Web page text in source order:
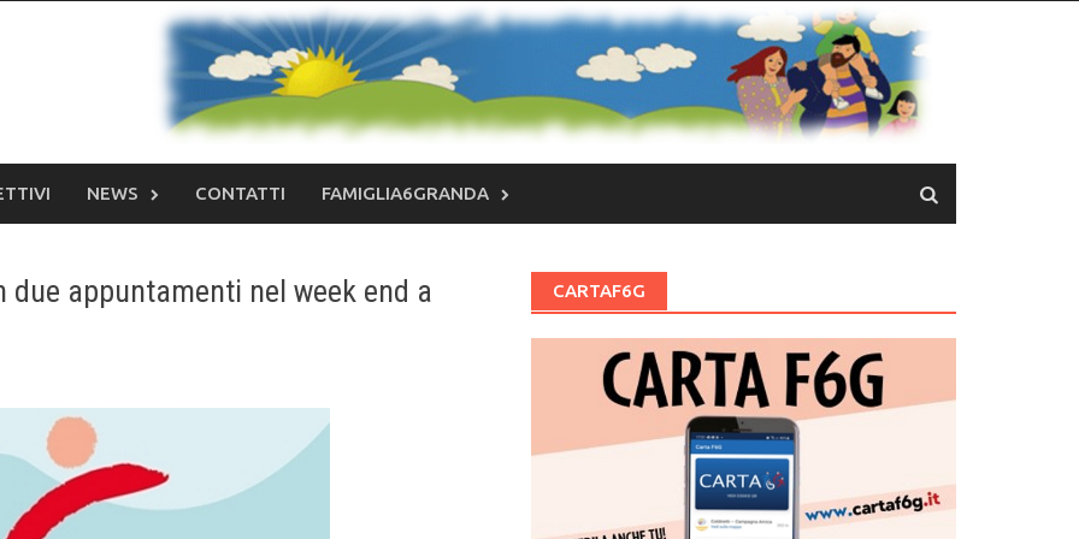
NEWS CONTATTI FAMIGLIA6GRANDA
appuntamenti nel week end a
CARTAF6G